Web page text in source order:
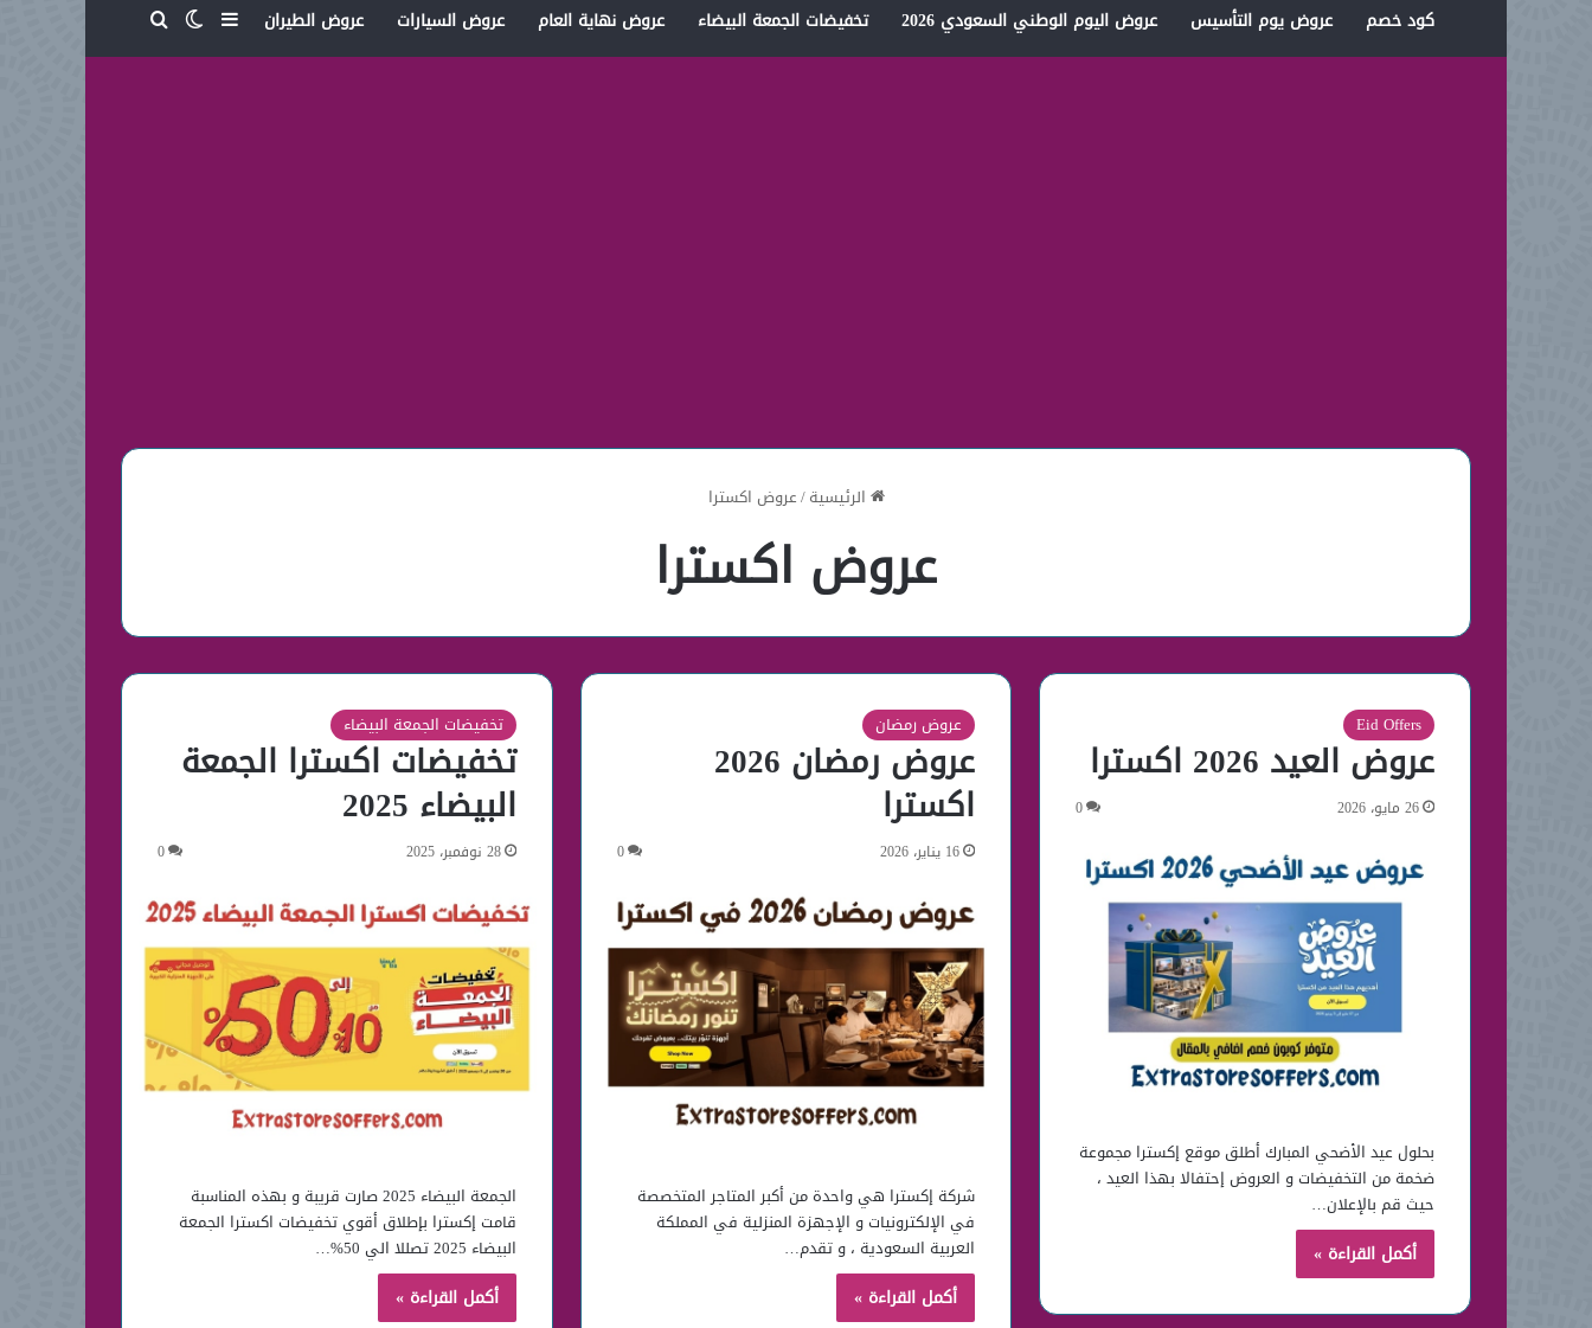
كود خصم عروض يوم التأسيس عروض اليوم الوطني السعودي 2026 تخفيضات الجمعة البيضاء عروض نهاية العام عروض السيارات عروض الطيران إضافة عمود جانبي
الوضع المظلم
بحث عن
الرئيسية/عروض اكسترا
عروض اكسترا
Eid Offers
عروض العيد 2026 اكسترا
26 مايو، 2026 0
بحلول عيد الأضحي المبارك أطلق موقع إكسترا مجموعة
ضخمة من التخفيضات و العروض إحتفالا بهذا العيد ،
حيث قم بالإعلان…
أكمل القراءة »
عروض رمضان
عروض رمضان 2026
اكسترا
16 يناير، 2026 0
شركة إكسترا هي واحدة من أكبر المتاجر المتخصصة
في الإلكترونيات و الإجهزة المنزلية في المملكة
العربية السعودية ، و تقدم…
أكمل القراءة »
تخفيضات الجمعة البيضاء
تخفيضات اكسترا الجمعة
البيضاء 2025
28 نوفمبر، 2025 0
الجمعة البيضاء 2025 صارت قريبة و بهذه المناسبة
قامت إكسترا بإطلاق أقوي تخفيضات اكسترا الجمعة
البيضاء 2025 تصللا الي 50%…
أكمل القراءة »